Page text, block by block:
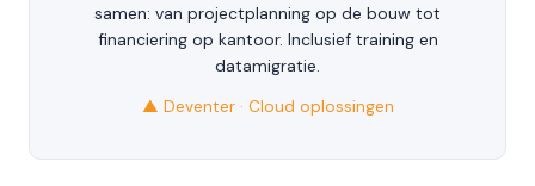
samen: van projectplanning op de bouw tot
financiering op kantoor. Inclusief training en
datamigratie.
▲ Deventer · Cloud oplossingen